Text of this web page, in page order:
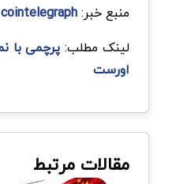
منبع خبر:cointelegraph
لینک مطلب: پرچمی با
اورست
مقالات مرتبط